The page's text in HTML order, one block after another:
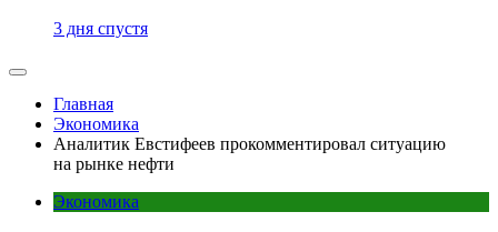
3 дня спустя
Главная
Экономика
Аналитик Евстифеев прокомментировал ситуацию
на рынке нефти
Экономика